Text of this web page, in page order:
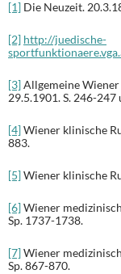
[1] Die Neuzeit.
[2] http://juedische-
[3]Allgemeine
29.5.1901. S. 246-247
[4]Wiener klinische
883.
[5]Wiener klinische
[6]Wiener
Sp. 1737-1738.
[7]Wiener
Sp. 867-870.